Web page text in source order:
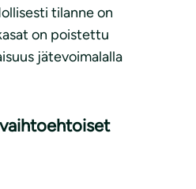
tilanne on
on poistettu
jätevoimalalla